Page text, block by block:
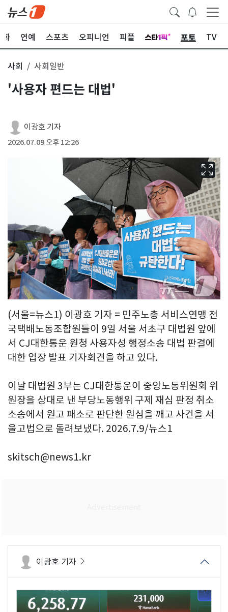
화 연예 스포츠 오피니언 피플 포토 TV
사회 사회일반
'사용자 편드는 대법'
이광호 기자
2026.07.09 오후 12:26
(서울=뉴스1) 이광호 기자 = 민주노총 서비스연맹 전
국택배노동조합원들이 9일 서울 서초구 대법원 앞에
서 CJ대한통운 원청 사용자성 행정소송 대법 판결에
대한 입장 발표 기자회견을 하고 있다.
이날 대법원 3부는 CJ대한통운이 중앙노동위원회 위
원장을 상대로 낸 부당노동행위 구제 재심 판정 취소
소송에서 원고 패소로 판단한 원심을 깨고 사건을 서
울고법으로 돌려보냈다. 2026.7.9/뉴스1
skitsch@news1.kr
이광호 기자